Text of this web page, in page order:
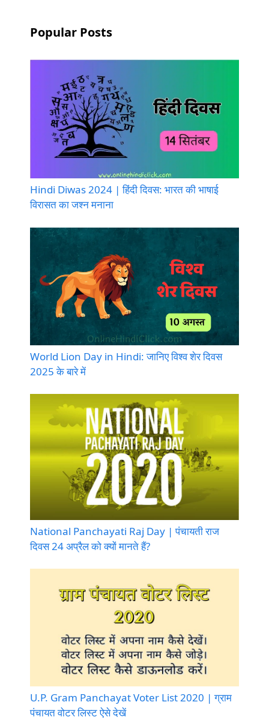
Popular Posts
Hindi Diwas 2024 | हिंदी दिवस: भारत की भाषाई
विरासत का जश्न मनाना
World Lion Day in Hindi: जानिए विश्व शेर दिवस
2025 के बारे में
National Panchayati Raj Day | पंचायती राज
दिवस 24 अप्रैल को क्यों मानते हैं?
U.P. Gram Panchayat Voter List 2020 | ग्राम
पंचायत वोटर लिस्ट ऐसे देखें